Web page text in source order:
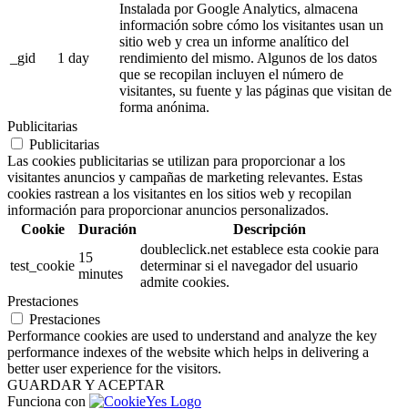
_gid 1 day
Instalada por Google Analytics, almacena
información sobre cómo los visitantes usan un
sitio web y crea un informe analítico del
rendimiento del mismo. Algunos de los datos
que se recopilan incluyen el número de
visitantes, su fuente y las páginas que visitan de
forma anónima.
Publicitarias
Publicitarias
Las cookies publicitarias se utilizan para proporcionar a los
visitantes anuncios y campañas de marketing relevantes. Estas
cookies rastrean a los visitantes en los sitios web y recopilan
información para proporcionar anuncios personalizados.
Cookie
Duración Descripción
test_cookie
15
minutes
doubleclick.net establece esta cookie para
determinar si el navegador del usuario
admite cookies.
Prestaciones
Prestaciones
Performance cookies are used to understand and analyze the key
performance indexes of the website which helps in delivering a
better user experience for the visitors.
GUARDAR Y ACEPTAR
Funciona con